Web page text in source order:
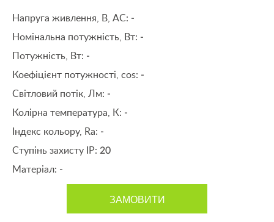
Напруга живлення, В, АС: -
Номінальна потужність, Вт: -
Потужність, Вт: -
Коефіцієнт потужності, cos: -
Світловий потік, Лм: -
Колірна температура, К: -
Індекс кольору, Ra: -
Ступінь захисту IP: 20
Матеріал: -
ЗАМОВИТИ